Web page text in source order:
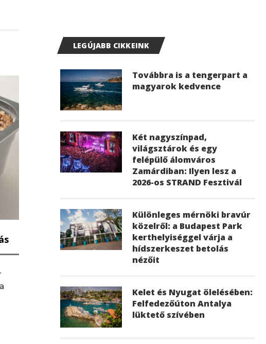
LEGÚJABB CIKKEINK
Továbbra is a tengerpart a
magyarok kedvence
Két nagyszínpad,
világsztárok és egy
felépülő álomváros
Zamárdiban: Ilyen lesz a
2026-os STRAND Fesztivál
Különleges mérnöki bravúr
közelről: a Budapest Park
kerthelyiséggel várja a
hídszerkeszet betolás
nézőit
Kelet és Nyugat ölelésében:
Felfedezőúton Antalya
lüktető szívében